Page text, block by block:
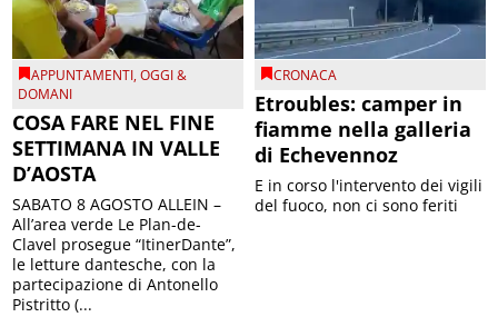
APPUNTAMENTI,OGGI &
DOMANI
COSA FARE NEL FINE
SETTIMANA IN VALLE
D’AOSTA
SABATO 8 AGOSTO ALLEIN –
All’area verde Le Plan-de-
Clavel prosegue “ItinerDante”,
le letture dantesche, con la
partecipazione di Antonello
Pistritto (...
CRONACA
Etroubles: camper in
fiamme nella galleria
di Echevennoz
E in corso l'intervento dei vigili
del fuoco, non ci sono feriti